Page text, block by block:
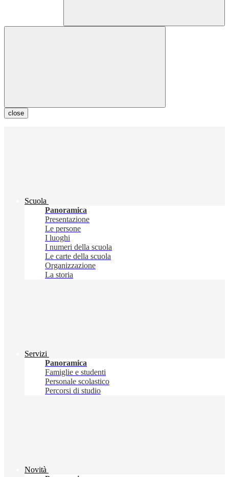
close
Scuola
Panoramica
Presentazione
Le persone
I luoghi
I numeri della scuola
Le carte della scuola
Organizzazione
La storia
Servizi
Panoramica
Famiglie e studenti
Personale scolastico
Percorsi di studio
Novità